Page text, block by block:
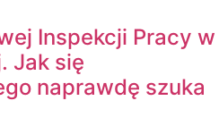
Inspekcji Pracy w
Jak się
naprawdę szuka